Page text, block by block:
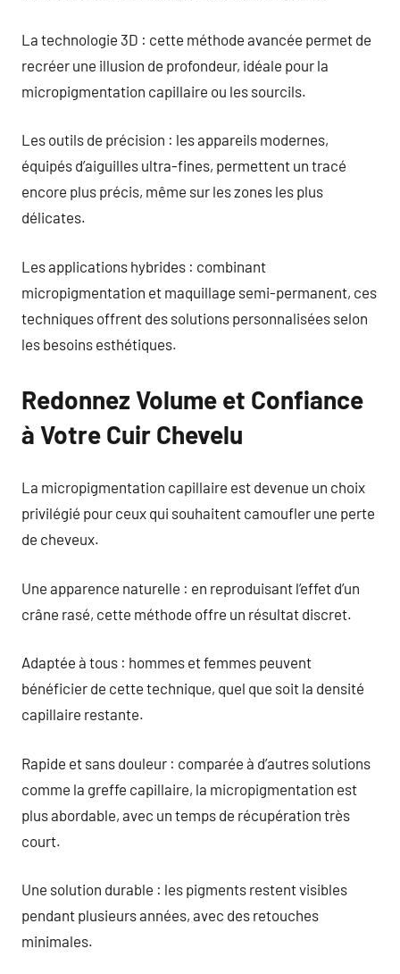
La technologie 3D : cette méthode avancée permet de
recréer une illusion de profondeur, idéale pour la
micropigmentation capillaire ou les sourcils.
Les outils de précision : les appareils modernes,
équipés d’aiguilles ultra-fines, permettent un tracé
encore plus précis, même sur les zones les plus
délicates.
Les applications hybrides : combinant
micropigmentation et maquillage semi-permanent, ces
techniques offrent des solutions personnalisées selon
les besoins esthétiques.
Redonnez Volume et Confiance
à Votre Cuir Chevelu
La micropigmentation capillaire est devenue un choix
privilégié pour ceux qui souhaitent camoufler une perte
de cheveux.
Une apparence naturelle : en reproduisant l’effet d’un
crâne rasé, cette méthode offre un résultat discret.
Adaptée à tous : hommes et femmes peuvent
bénéficier de cette technique, quel que soit la densité
capillaire restante.
Rapide et sans douleur : comparée à d’autres solutions
comme la greffe capillaire, la micropigmentation est
plus abordable, avec un temps de récupération très
court.
Une solution durable : les pigments restent visibles
pendant plusieurs années, avec des retouches
minimales.